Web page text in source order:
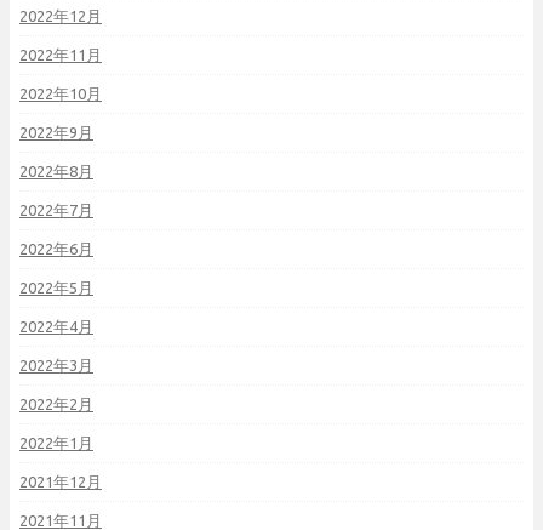
2022年12月
2022年11月
2022年10月
2022年9月
2022年8月
2022年7月
2022年6月
2022年5月
2022年4月
2022年3月
2022年2月
2022年1月
2021年12月
2021年11月